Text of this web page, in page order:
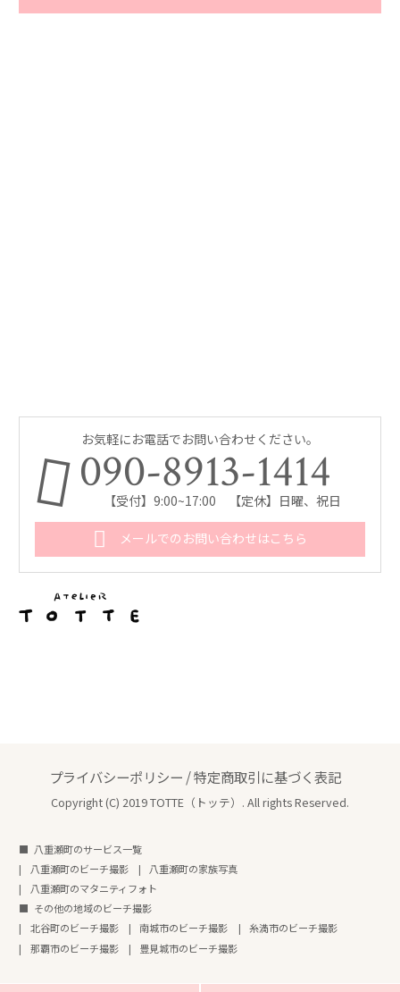
お気軽にお電話でお問い合わせください。
090-8913-1414
【受付】9:00~17:00 【定休】日曜、祝日
メールでのお問い合わせはこちら
プライバシーポリシー /特定商取引に基づく表記
Copyright (C) 2019 TOTTE（トッテ）. All rights Reserved.
八重瀬町のサービス一覧
八重瀬町のビーチ撮影
八重瀬町の家族写真
八重瀬町のマタニティフォト
その他の地域のビーチ撮影
北谷町のビーチ撮影
南城市のビーチ撮影
糸満市のビーチ撮影
那覇市のビーチ撮影
豊見城市のビーチ撮影